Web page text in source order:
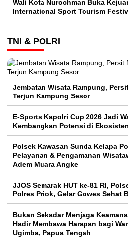
Wali Kota Nurochman Buka
International Sport Tourism
TNI & POLRI
Jembatan Wisata Rampung,
Terjun Kampung Sesor
E-Sports Kapolri Cup 2026 Jadi
Kembangkan Potensi di
Polsek Kawasan Sunda Kelapa
Pelayanan & Pengamanan
Adem Muara Angke
JJOS Semarak HUT ke-81 RI,
Polres Priok, Gelar Gowes Sehat
Bukan Sekadar Menjaga
Hadir Membawa Harapan bagi
Ugimba, Papua Tengah